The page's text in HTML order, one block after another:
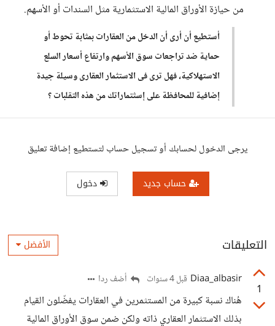
من حيازة الأوراق المالية الاستثمارية مثل السندات أو الأسهم.
أستطيع أن أرى أن الدخل من العقارات بمثابة تحوط أو
حماية ضد تراجعات سوق الأسهم وارتفاع أسعار السلع
الاستهلاكية، فهل ترى فى الاستثمار العقارى وسيلة جيدة
إضافية للمحافظة على إسثتماراتك من هذه التقلبات ؟
يرجى الدخول لحسابك أو تسجيل حساب لتستطيع إضافة تعليق
حساب جديد دخول
التعليقات الأفضل
1
Diaa_albasir قبل 4 سنوات أضف ردا
هُناك نسبة كبيرة من المستثمرين في العقارات يفضّلون القيام
بذلك الاستثمار العقاري ذاته ولكن ضمن سوق الأوراق المالية